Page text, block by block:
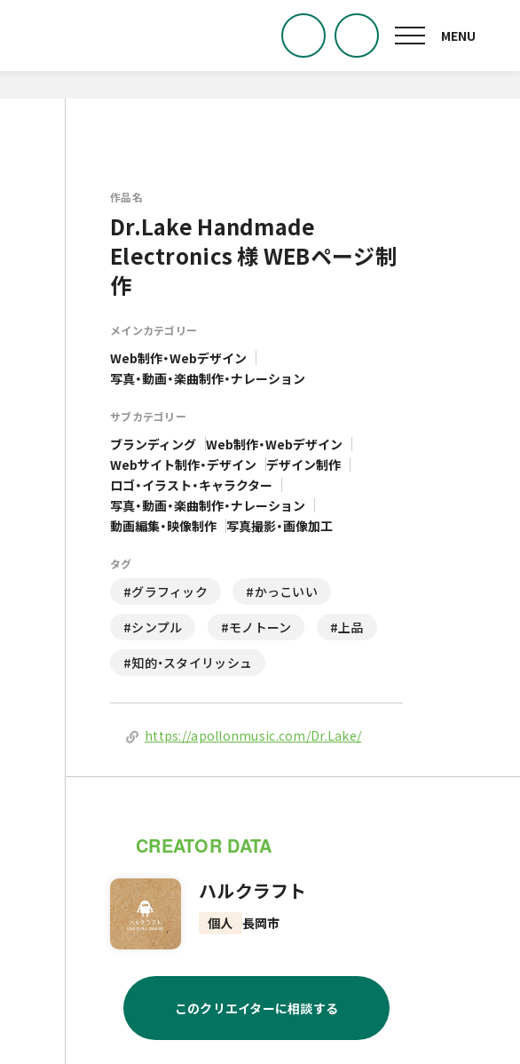
作品名
Dr.Lake Handmade
Electronics 様 WEBページ制
作
メインカテゴリー
Web制作・Webデザイン
写真・動画・楽曲制作・ナレーション
サブカテゴリー
ブランディング Web制作・Webデザイン
Webサイト制作・デザイン デザイン制作
ロゴ・イラスト・キャラクター
写真・動画・楽曲制作・ナレーション
動画編集・映像制作 写真撮影・画像加工
タグ
#グラフィック
#かっこいい
#シンプル
#モノトーン
#上品
#知的・スタイリッシュ
https://apollonmusic.com/Dr.Lake/
CREATOR DATA
ハルクラフト
個人 長岡市
このクリエイターに相談する